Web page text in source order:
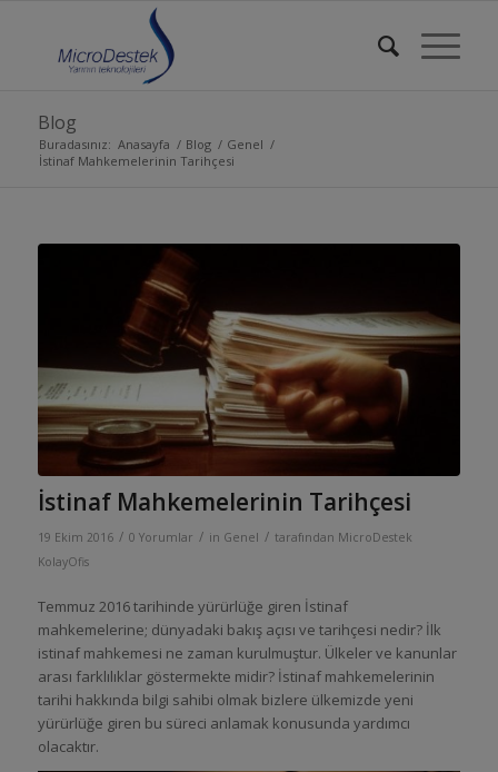
Blog
Buradasınız: Anasayfa / Blog / Genel /
İstinaf Mahkemelerinin Tarihçesi
İstinaf Mahkemelerinin Tarihçesi
19 Ekim 2016 / 0 Yorumlar / in Genel / tarafından MicroDestek
KolayOfis
Temmuz 2016 tarihinde yürürlüğe giren İstinaf
mahkemelerine; dünyadaki bakış açısı ve tarihçesi nedir? İlk
istinaf mahkemesi ne zaman kurulmuştur. Ülkeler ve kanunlar
arası farklılıklar göstermekte midir? İstinaf mahkemelerinin
tarihi hakkında bilgi sahibi olmak bizlere ülkemizde yeni
yürürlüğe giren bu süreci anlamak konusunda yardımcı
olacaktır.